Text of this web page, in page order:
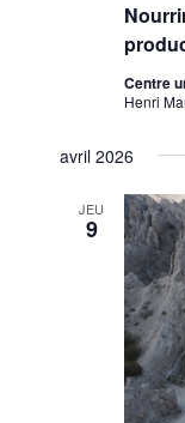
Centre
Henri
avril 2026
JEU
9